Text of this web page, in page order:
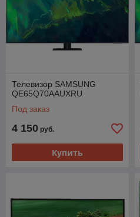
Телевизор SAMSUNG
QE65Q70AAUXRU
Под заказ
4 150 руб.
Купить